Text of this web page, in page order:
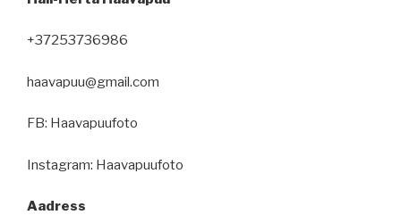
+37253736986
haavapuu@gmail.com
FB: Haavapuufoto
Instagram: Haavapuufoto
Aadress